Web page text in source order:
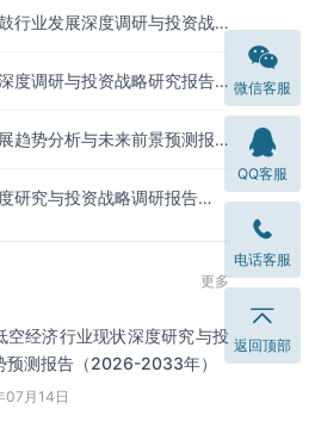
行业发展深度调研与投资战
度调研与投资战略研究报告
趋势分析与未来前景预测报
研究与投资战略调研报告
更多
空经济行业现状深度研究与投
预测报告（2026-2033年）
07月14日
微信客服
QQ客服
电话客服
返回顶部